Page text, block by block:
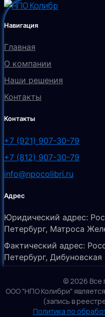
Навигация
Главная
О компании
Наши решения
Контакты
Контакты
+7 (921) 907-30-79
+7 (812) 907-30-79
info@npocolibri.ru
Адрес
Юридический адрес:
Петербург, Матроса
Фактический адрес:
Петербург, Дибуновская
© 2026 Все
ООО "НПО Колибри"
(запись в
Политика по